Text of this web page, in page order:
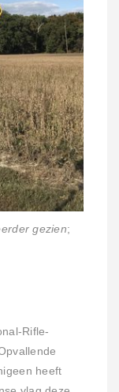
gezien;
Rifle-
heeft